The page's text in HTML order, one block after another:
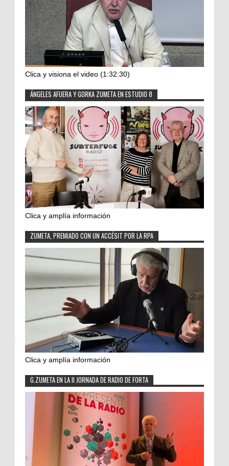
Clica y visiona el video (1:32:30)
ÁNGELES AFUERA Y GORKA ZUMETA EN ESTUDIO 8
Clica y amplía información
ZUMETA, PREMIADO CON UN ACCÉSIT POR LA RPA
Clica y amplía información
G.ZUMETA EN LA II JORNADA DE RADIO DE FORTA